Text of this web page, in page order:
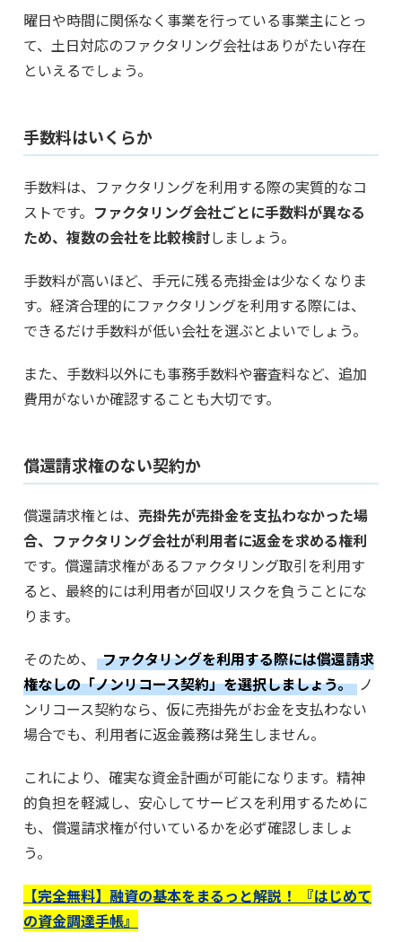
曜日や時間に関係なく事業を行っている事業主にとっ
て、土日対応のファクタリング会社はありがたい存在
といえるでしょう。
手数料はいくらか
手数料は、ファクタリングを利用する際の実質的なコ
ストです。 ファクタリング会社ごとに手数料が異なる
ため、複数の会社を比較検討しましょう。
手数料が高いほど、手元に残る売掛金は少なくなりま
す。経済合理的にファクタリングを利用する際には、
できるだけ手数料が低い会社を選ぶとよいでしょう。
また、手数料以外にも事務手数料や審査料など、追加
費用がないか確認することも大切です。
償還請求権のない契約か
償還請求権とは、 売掛先が売掛金を支払わなかった場
合、ファクタリング会社が利用者に返金を求める権利
です。償還請求権があるファクタリング取引を利用す
ると、最終的には利用者が回収リスクを負うことにな
ります。
そのため、
ファクタリングを利用する際には償還請求
権なしの「ノンリコース契約」を選択しましょう。 ノ
ンリコース契約なら、仮に売掛先がお金を支払わない
場合でも、利用者に返金義務は発生しません。
これにより、確実な資金計画が可能になります。精神
的負担を軽減し、安心してサービスを利用するために
も、償還請求権が付いているかを必ず確認しましょ
う。
【完全無料】融資の基本をまるっと解説！ 『はじめて
の資金調達手帳』